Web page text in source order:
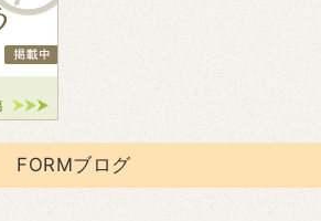
FORMブログ